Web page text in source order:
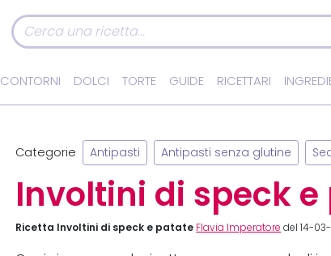
CONTORNI DOLCI TORTE GUIDE RICETTARI
Categorie Antipasti Antipasti senza glutine
Involtini di speck
Ricetta Involtini di speck e patate Flavia Imperatore del 14-